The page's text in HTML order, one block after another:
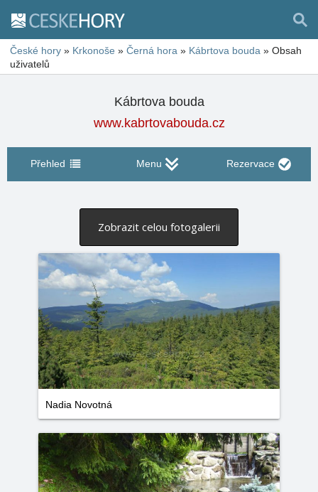
České hory » Krkonoše » Černá hora » Kábrtova bouda » Obsah
uživatelů
Kábrtova bouda
www.kabrtovabouda.cz
Přehled Menu Rezervace
Zobrazit celou fotogalerii
Nadia Novotná